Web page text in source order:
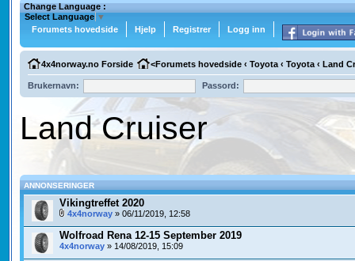
Change Language :
Select Language ▼
Forumets hovedside
Hjelp Registrer Logg inn
4x4norway.no Forside <Forumets hovedside ‹ Toyota ‹ Toyota ‹ Land
Brukernavn: Passord:
Land Cruiser
ANNONSERINGER
Vikingtreffet 2020
4x4norway» 06/11/2019, 12:58
Wolfroad Rena 12-15 September 2019
4x4norway» 14/08/2019, 15:09